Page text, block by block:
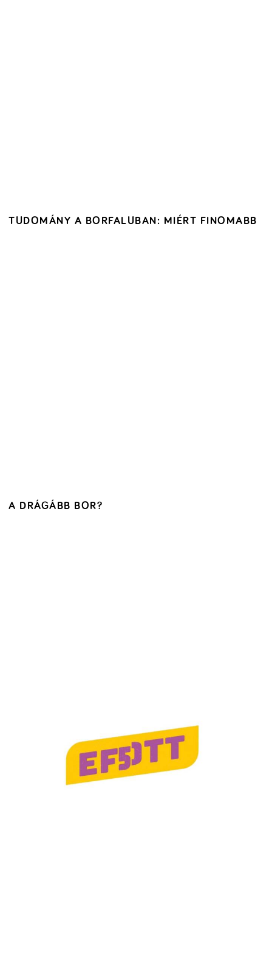
TUDOMÁNY A BORFALUBAN: MIÉRT FINOMABB
A DRÁGÁBB BOR?